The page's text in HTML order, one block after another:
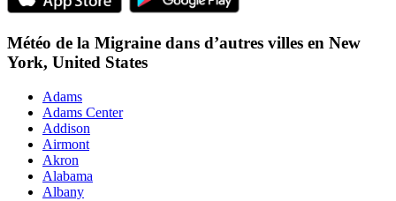
Météo de la Migraine dans d’autres villes en New
York, United States
Adams
Adams Center
Addison
Airmont
Akron
Alabama
Albany